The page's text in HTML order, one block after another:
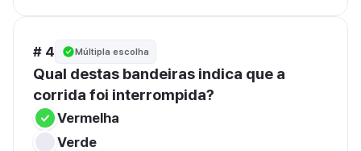
# 4 Múltipla escolha
Qual destas bandeiras indica que a
corrida foi interrompida?
Vermelha
Verde